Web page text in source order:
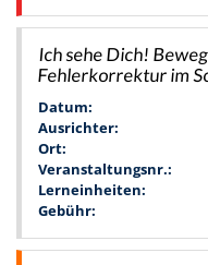
Ich sehe Dich!
Fehlerkorrektur im
Datum:
Ausrichter:
Ort:
Veranstaltungsnr.:
Lerneinheiten:
Gebühr: